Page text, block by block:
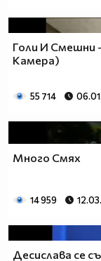
Голи И Смешни
Камера)
55 714
Много Смях
14 959
Десислава се